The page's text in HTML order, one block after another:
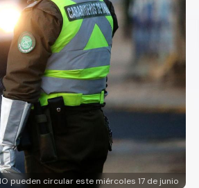
pueden circular este miércoles 17 de junio